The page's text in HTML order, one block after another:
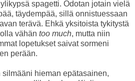
spagetti. Odotan jotain vielä
täydempää, sillä onnistuessaan
terävä. Ehkä yksitoista tykitystä
vähän too much, mutta niin
lopetukset saivat sormeni
perään.
hieman epätasainen,